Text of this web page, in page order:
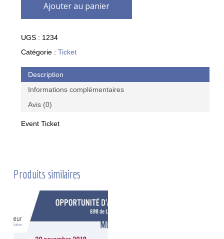
Ajouter au panier
UGS : 1234
Catégorie : Ticket
Description
Informations complémentaires
Avis (0)
Event Ticket
Produits similaires